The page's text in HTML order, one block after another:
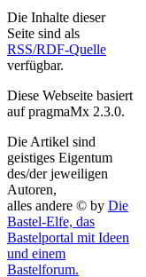
Die Inhalte dieser
Seite sind als
RSS/RDF-Quelle
verfügbar.
Diese Webseite basiert
auf pragmaMx 2.3.0.
Die Artikel sind
geistiges Eigentum
des/der jeweiligen
Autoren,
alles andere © by Die
Bastel-Elfe, das
Bastelportal mit Ideen
und einem
Bastelforum.